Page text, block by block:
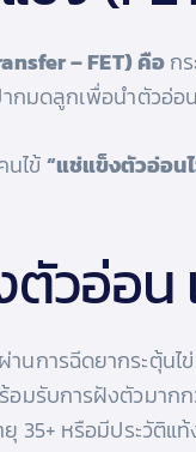
– FET) คือก
กมดลูกเพื่อนำตัวอ่
ไข้“แช่แข็งตัวอ่อน
วอ่อ
การฉีดยากระตุ้นไ
มรับการฝังตัวมากก
35+ หรือมีประวัติแท้